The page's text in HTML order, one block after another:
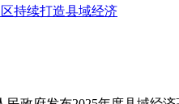
持续打造县域经济